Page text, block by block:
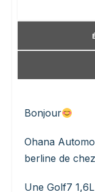
Bonjour
Ohana
berline de chez
Une Golf7